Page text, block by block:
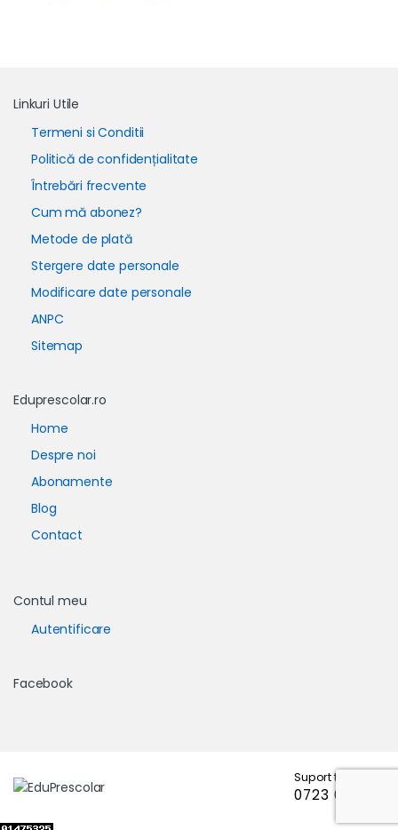
Linkuri Utile
Termeni si Conditii
Politică de confidențialitate
Întrebări frecvente
Cum mă abonez?
Metode de plată
Stergere date personale
Modificare date personale
ANPC
Sitemap
Eduprescolar.ro
Home
Despre noi
Abonamente
Blog
Contact
Contul meu
Autentificare
Facebook
Suport telefonic
0723 671 102